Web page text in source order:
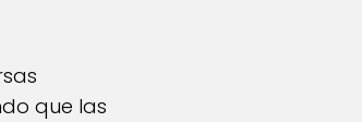
que las